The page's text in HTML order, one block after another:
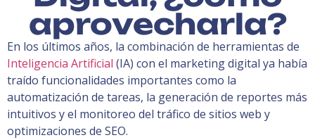
aprovecharla?
En los últimos años, la combinación de herramientas de
Inteligencia Artificial (IA) con el marketing digital ya había
traído funcionalidades importantes como la
automatización de tareas, la generación de reportes más
intuitivos y el monitoreo del tráfico de sitios web y
optimizaciones de SEO.